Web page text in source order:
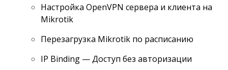
Настройка OpenVPN сервера и клиента на
Mikrotik
Перезагрузка Mikrotik по расписанию
IP Binding — Доступ без авторизации